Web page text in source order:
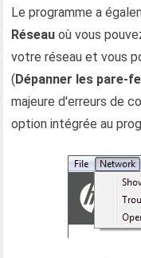
Le programme a
Réseau où vous
votre réseau et vous
(Dépanner les pare-
majeure d'erreurs de
option intégrée au